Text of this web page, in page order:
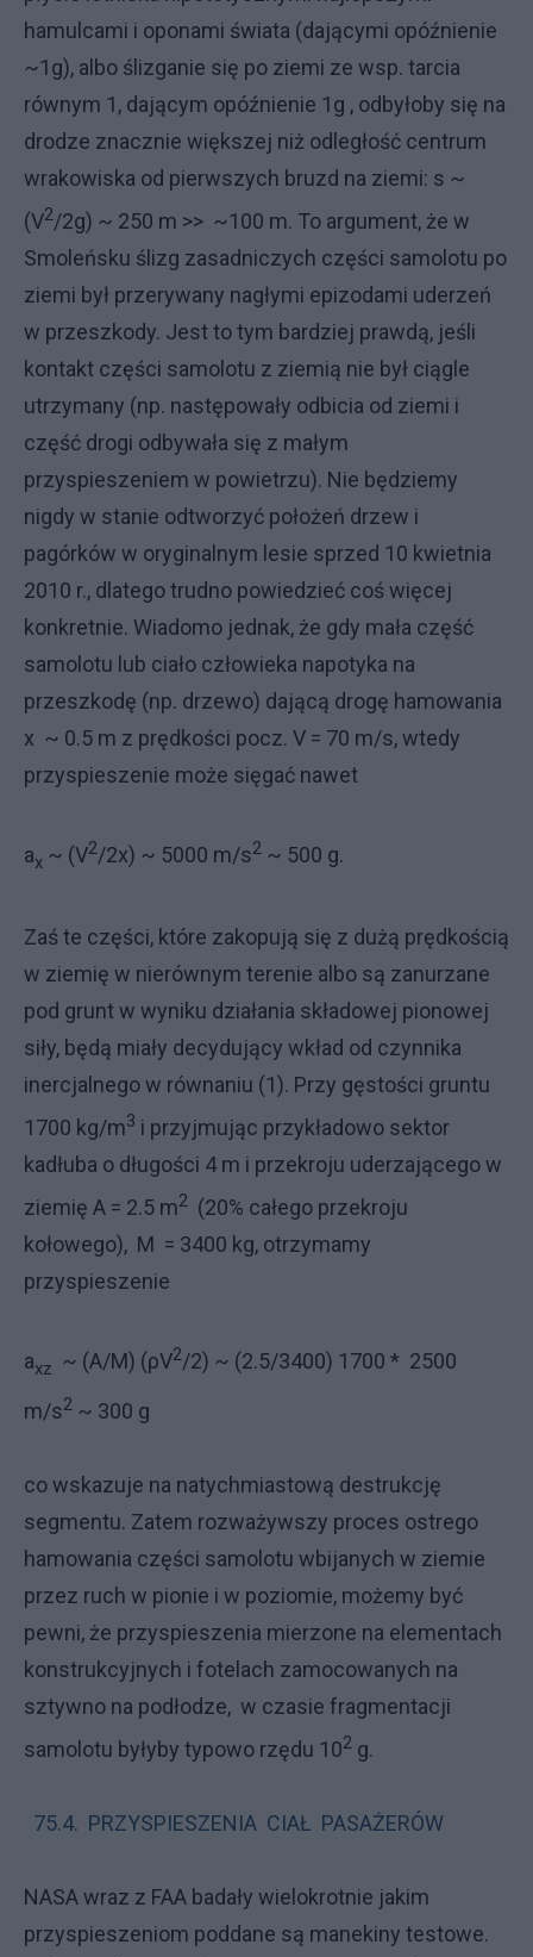
hamulcami i oponami świata (dającymi opóźnienie
~1g), albo ślizganie się po ziemi ze wsp. tarcia
równym 1, dającym opóźnienie 1g , odbyłoby się na
drodze znacznie większej niż odległość centrum
wrakowiska od pierwszych bruzd na ziemi: s ~
(V2/2g) ~ 250 m >> ~100 m. To argument, że w
Smoleńsku ślizg zasadniczych części samolotu po
ziemi był przerywany nagłymi epizodami uderzeń
w przeszkody. Jest to tym bardziej prawdą, jeśli
kontakt części samolotu z ziemią nie był ciągle
utrzymany (np. następowały odbicia od ziemi i
część drogi odbywała się z małym
przyspieszeniem w powietrzu). Nie będziemy
nigdy w stanie odtworzyć położeń drzew i
pagórków w oryginalnym lesie sprzed 10 kwietnia
2010 r., dlatego trudno powiedzieć coś więcej
konkretnie. Wiadomo jednak, że gdy mała część
samolotu lub ciało człowieka napotyka na
przeszkodę (np. drzewo) dającą drogę hamowania
x ~ 0.5 m z prędkości pocz. V = 70 m/s, wtedy
przyspieszenie może sięgać nawet
ax ~ (V2/2x) ~ 5000 m/s2 ~ 500 g.
Zaś te części, które zakopują się z dużą prędkością
w ziemię w nierównym terenie albo są zanurzane
pod grunt w wyniku działania składowej pionowej
siły, będą miały decydujący wkład od czynnika
inercjalnego w równaniu (1). Przy gęstości gruntu
1700 kg/m3 i przyjmując przykładowo sektor
kadłuba o długości 4 m i przekroju uderzającego w
ziemię A = 2.5 m2 (20% całego przekroju
kołowego), M = 3400 kg, otrzymamy
przyspieszenie
axz ~ (A/M) (ρV2/2) ~ (2.5/3400) 1700 * 2500
m/s2 ~ 300 g
co wskazuje na natychmiastową destrukcję
segmentu. Zatem rozważywszy proces ostrego
hamowania części samolotu wbijanych w ziemie
przez ruch w pionie i w poziomie, możemy być
pewni, że przyspieszenia mierzone na elementach
konstrukcyjnych i fotelach zamocowanych na
sztywno na podłodze, w czasie fragmentacji
samolotu byłyby typowo rzędu 102 g.
75.4. PRZYSPIESZENIA CIAŁ PASAŻERÓW
NASA wraz z FAA badały wielokrotnie jakim
przyspieszeniom poddane są manekiny testowe.